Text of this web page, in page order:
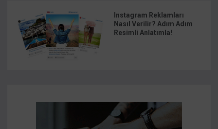
Instagram Reklamları
Nasıl Verilir? Adım Adım
Resimli Anlatımla!